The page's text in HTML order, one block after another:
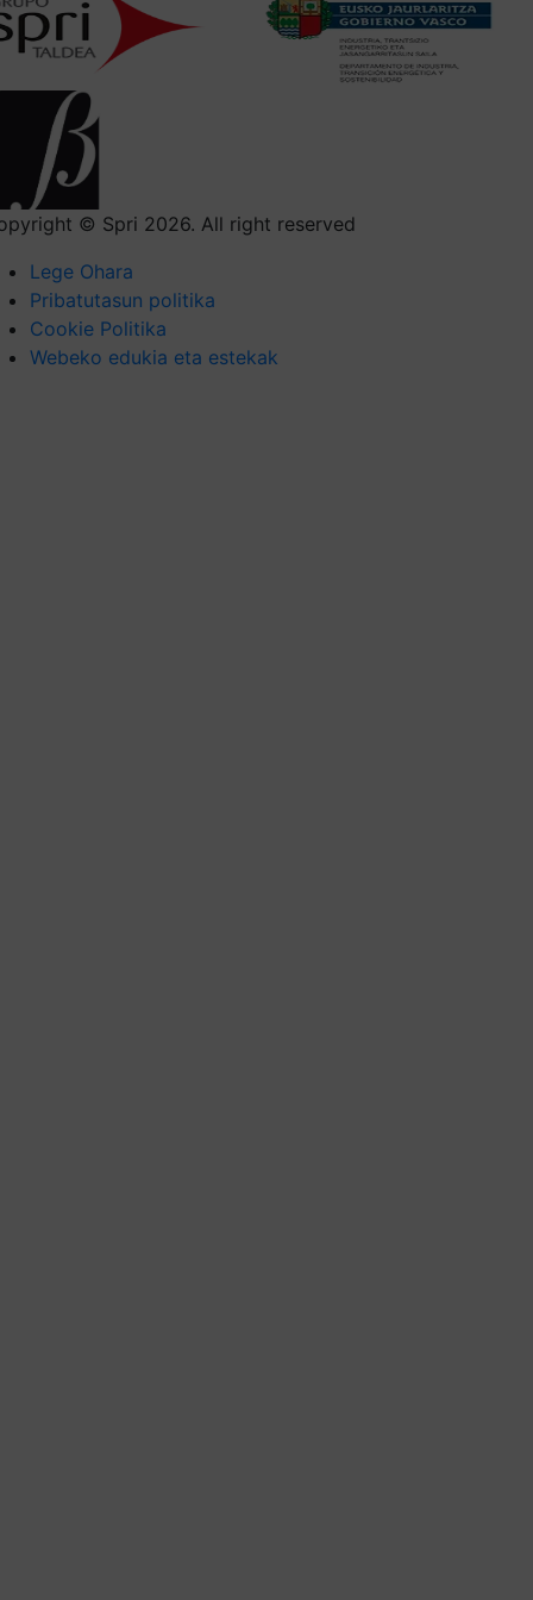
© Spri 2026. All right reserved
Lege Ohara
Pribatutasun politika
Cookie Politika
Webeko edukia eta estekak